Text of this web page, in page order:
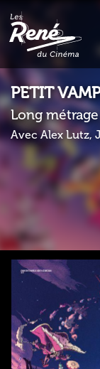
PETIT
Long
Avec Alex Lutz,